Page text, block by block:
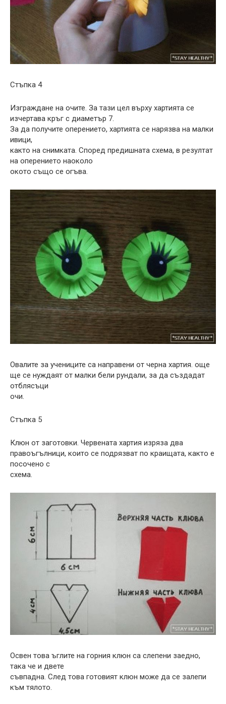
Стъпка 4
Изграждане на очите. За тази цел върху хартията се
изчертава кръг с диаметър 7.
За да получите оперението, хартията се нарязва на малки
ивици,
както на снимката. Според предишната схема, в резултат
на оперението наоколо
окото също се огъва.
Овалите за учениците са направени от черна хартия. още
ще се нуждаят от малки бели рундали, за да създадат
отблясъци
очи.
Стъпка 5
Клюн от заготовки. Червената хартия изряза два
правоъгълници, които се подрязват по краищата, както е
посочено с
схема.
Освен това ъглите на горния клюн са слепени заедно,
така че и двете
съвпадна. След това готовият клюн може да се залепи
към тялото.